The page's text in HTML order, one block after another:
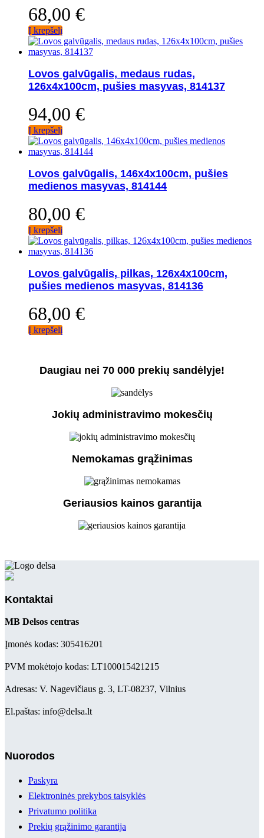
68,00 €
Į krepšelį
Lovos galvūgalis, medaus rudas,
126x4x100cm, pušies masyvas, 814137
94,00 €
Į krepšelį
Lovos galvūgalis, 146x4x100cm, pušies
medienos masyvas, 814144
80,00 €
Į krepšelį
Lovos galvūgalis, pilkas, 126x4x100cm,
pušies medienos masyvas, 814136
68,00 €
Į krepšelį
Daugiau nei 70 000 prekių sandėlyje!
Jokių administravimo mokesčių
Nemokamas grąžinimas
Geriausios kainos garantija
Kontaktai
MB Delsos centras
Įmonės kodas: 305416201
PVM mokėtojo kodas: LT100015421215
Adresas: V. Nagevičiaus g. 3, LT-08237, Vilnius
El.paštas: info@delsa.lt
Nuorodos
Paskyra
Elektroninės prekybos taisyklės
Privatumo politika
Prekių grąžinimo garantija